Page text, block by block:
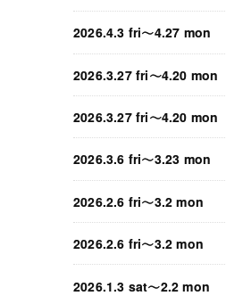
2026.4.3 fri〜4.27 mon
2026.3.27 fri〜4.20 mon
2026.3.27 fri〜4.20 mon
2026.3.6 fri〜3.23 mon
2026.2.6 fri〜3.2 mon
2026.2.6 fri〜3.2 mon
2026.1.3 sat〜2.2 mon